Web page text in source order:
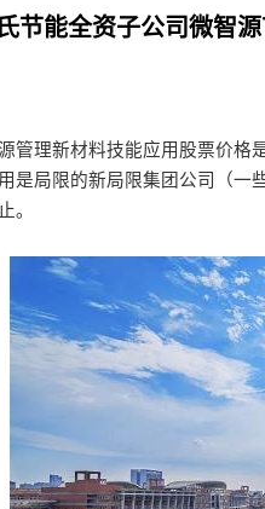
节能全资子公司微智
管理新材料技能应用股票价格
是局限的新局限集团公司（一
。